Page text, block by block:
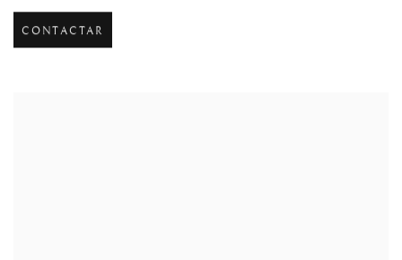
CONTACTAR